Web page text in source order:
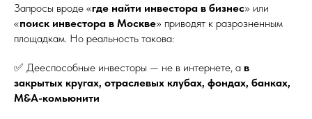
Запросы вроде «где найти инвестора в бизнес» или
«поиск инвестора в Москве» приводят к разрозненным
площадкам. Но реальность такова:
✅ Дееспособные инвесторы — не в интернете, а в
закрытых кругах, отраслевых клубах, фондах, банках,
M&A-комьюнити